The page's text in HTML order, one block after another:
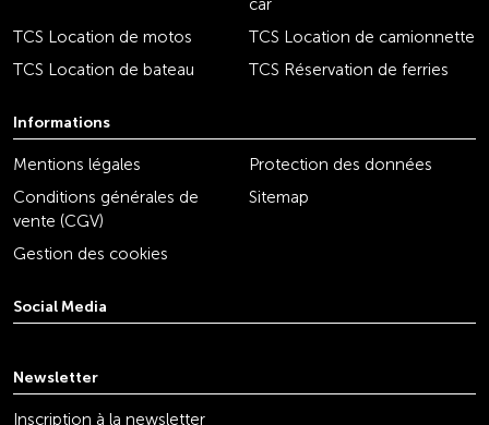
car
TCS Location de motos
TCS Location de camionnette
TCS Location de bateau
TCS Réservation de ferries
Informations
Mentions légales
Protection des données
Conditions générales de
vente (CGV)
Sitemap
Gestion des cookies
Social Media
Newsletter
Inscription à la newsletter